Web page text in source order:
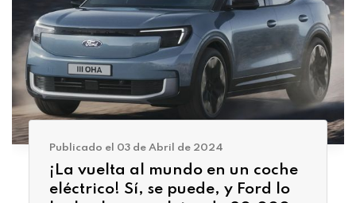
Publicado el 03 de Abril de 2024
¡La vuelta al mundo en un coche
eléctrico! Sí, se puede, y Ford lo